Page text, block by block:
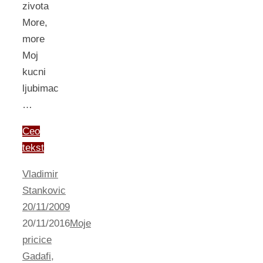
zivota
More,
more
Moj
kucni
ljubimac
…
Ceo
tekst
Vladimir
Stankovic
20/11/2009
20/11/2016Moje
pricice
Gadafi,